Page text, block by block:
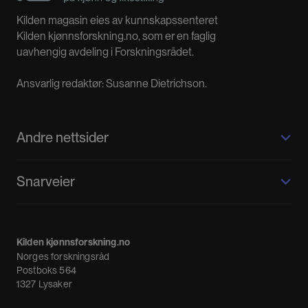
Vi har for lite kunnskap om kvinner og innovasjon
Kilden magasin eies av kunnskapssenteret
Kilden kjønnsforskning.no, som er en faglig
uavhengig avdeling i Forskningsrådet.
Ansvarlig redaktør: Susanne Dietrichson.
Andre nettsider
Kvinnehistorie.no
Snarveier
Nyheter
Nyhetsbrev
Kilden kjønnsforskning.no
Norges forskningsråd
Postboks 564
1327 Lysaker